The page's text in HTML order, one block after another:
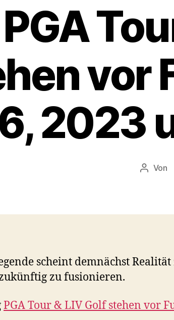
PGA
vor
2023
Von
scheint demnächst
zu fusionieren.
PGA Tour & LIV Golf stehen vor